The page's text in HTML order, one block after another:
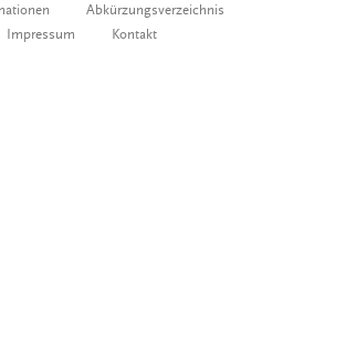
Abkürzungsverzeichnis
Impressum Kontakt